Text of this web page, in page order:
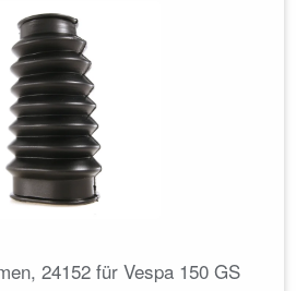
24152 für Vespa 150 GS